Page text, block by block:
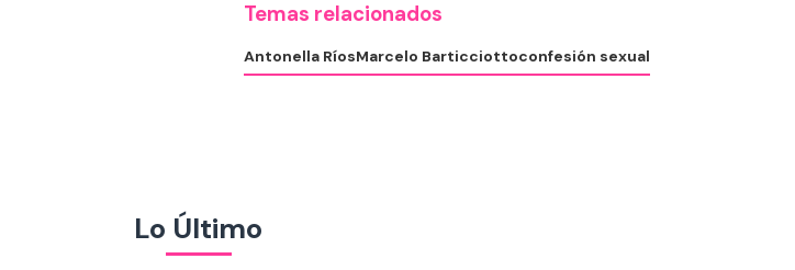
Temas relacionados
Antonella RíosMarcelo Barticciottoconfesión sexual
Lo Último